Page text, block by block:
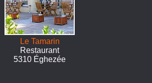
Le Tamarin
Restaurant
5310 Éghezée